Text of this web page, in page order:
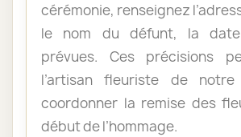
cérémonie, renseignez
le nom du défunt, la
prévues. Ces précisions
l’artisan fleuriste de
coordonner la remise des
début de l’hommage.